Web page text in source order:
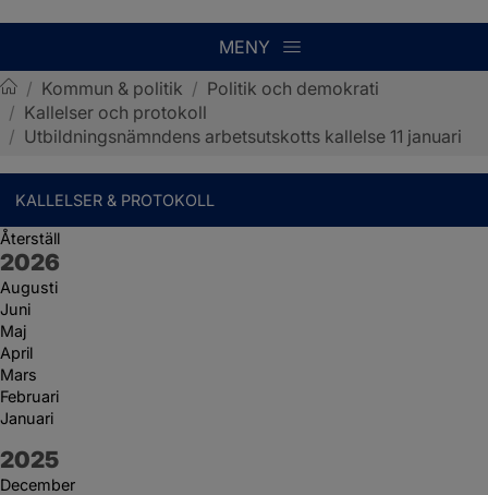
MENY
Sotenäs kommun
/ Kommun & politik / Politik och demokrati
/ Kallelser och protokoll
/ Utbildningsnämndens arbetsutskotts kallelse 11 januari
KALLELSER & PROTOKOLL
Återställ
År:
2026
Augusti
Juni
Maj
April
Mars
Februari
Januari
År:
2025
December